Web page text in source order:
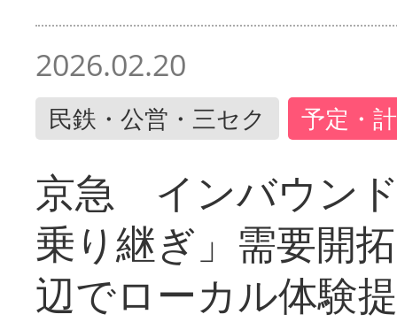
2026.02.20
民鉄・公営・三セク 予定・
京急 インバウン
乗り継ぎ」需要開
辺でローカル体験